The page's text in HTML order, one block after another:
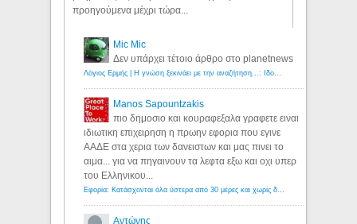
προηγούμενα μέχρι τώρα...
Mic Mic
Δεν υπάρχει τέτοιο άρθρο στο planetnews
Λόγιος Ερμής | Η γνώση ξεκινάει με την αναζήτηση...: Ιδού οι 18 που χρωστούν 11 δις ευρώ!
Manos Sapountzakis
πιο δημοσιο και κουραφεξαλα γραφετε ειναι
ιδιωτικη επιχειρηση η πρωην εφορια που εγινε
ΑΑΔΕ στα χερια των δανειστων και μας πινει το
αιμα... για να πηγαινουν τα λεφτα εξω και οχι υπερ
του Ελληνικου...
Εφορία: Κατάσχονται όλα ύστερα από 30 μέρες και χωρίς δικαστικές αποφάσεις - Λόγιος Ερμής
Αντώνης